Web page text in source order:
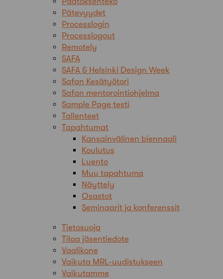
Pätevyydet
Processlogin
Processlogout
Remotely
SAFA
SAFA & Helsinki Design Week
Safan Kesätyötori
Safan mentorointiohjelma
Sample Page testi
Tallenteet
Tapahtumat
Kansainvälinen biennaali
Koulutus
Luento
Muu tapahtuma
Näyttely
Osastot
Seminaarit ja konferenssit
Tietosuoja
Tilaa jäsentiedote
Vaalikone
Vaikuta MRL-uudistukseen
Vaikutamme